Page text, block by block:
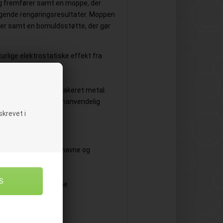
i
samt en moppe, der
rengøringsresultater. Moppen
samt en bomuldsstøtte, der gør
elektrostatiske effekt fra
snavs effektivt.
og en ramme af lakeret metal.
holdbarhed og genanvendelig
sportshaller, lufthavne og
værdi for pengene